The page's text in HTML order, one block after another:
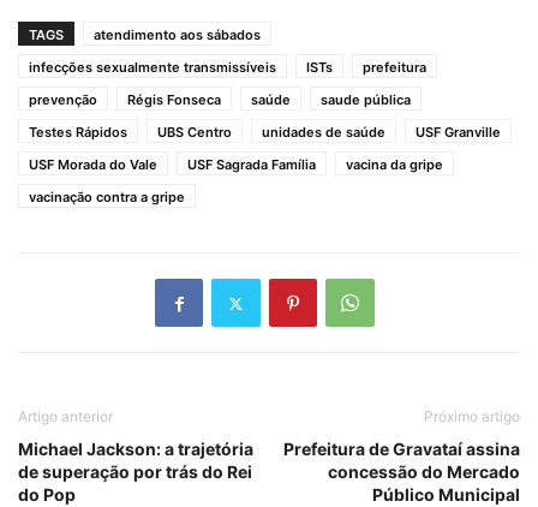
TAGS
atendimento aos sábados
infecções sexualmente transmissíveis
ISTs
prefeitura
prevenção
Régis Fonseca saúde
saude pública
Testes Rápidos
UBS Centro unidades de saúde
USF Granville
USF Morada do Vale
USF Sagrada Família
vacina da gripe
vacinação contra a gripe
Artigo anterior
Michael Jackson: a trajetória
de superação por trás do Rei
do Pop
Próximo artigo
Prefeitura de Gravataí assina
concessão do Mercado
Público Municipal